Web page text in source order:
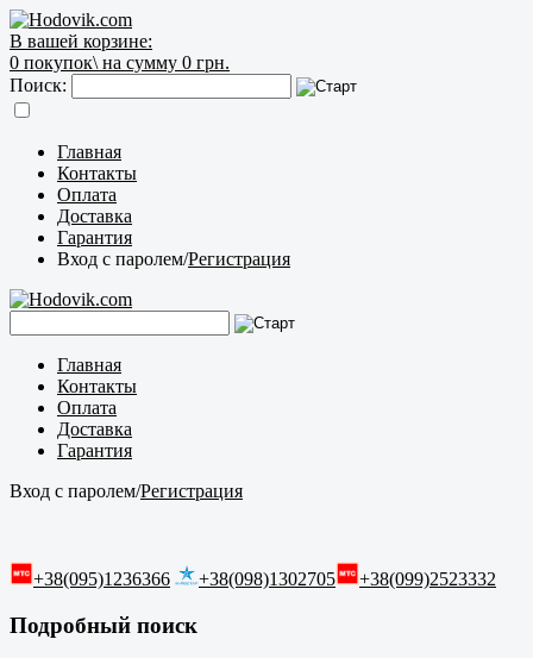
В вашей корзине:
0 покупок\ на сумму 0 грн.
Поиск:
Главная
Контакты
Оплата
Доставка
Гарантия
Вход с паролем/Регистрация
Главная
Контакты
Оплата
Доставка
Гарантия
Вход с паролем/Регистрация
+38(095)1236366 +38(098)1302705 +38(099)2523332
Подробный поиск